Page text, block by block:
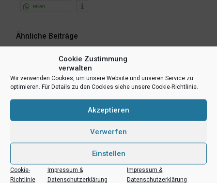
Cookie Zustimmung
verwalten
Wir verwenden Cookies, um unsere Website und unseren Service zu
optimieren. Für Details zu den Cookies siehe unsere Cookie-Richtlinie.
Akzeptieren
Verwerfen
Einstellen
Cookie-
Richtlinie
Impressum &
Datenschutzerklärung
Impressum &
Datenschutzerklärung
teilen
Ähnliche Beiträge
6. August 2026